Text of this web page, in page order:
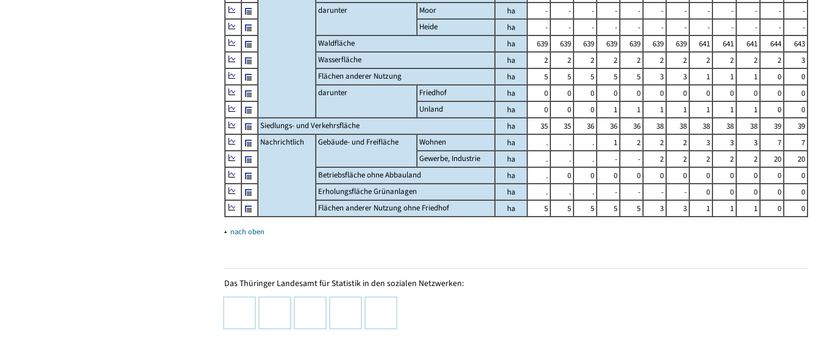
darunter
Moor ha - - - - - - - - - - -
-
Heide
ha - - - - - - - - - - -
-
Waldfläche
ha 639 639 639 639 639 639 639 641 641 641 644
643
Wasserfläche
ha 2 2 2 2 2 2 2 2 2 2 2
3
Flächen anderer Nutzung
ha 5 5 5 5 5 3 3 1 1 1 0
0
darunter
Friedhof ha 0 0 0 0 0 0 0 0 0 0 0
0
Unland
ha 0 0 0 1 1 1 1 1 1 1 0
0
Siedlungs- und Verkehrsfläche
ha 35 35 36 36 36 38 38 38 38 38 39
39
Nachrichtlich
Gebäude- und Freifläche Wohnen ha . . . 1 2 2 2 3 3 3 7
7
Gewerbe, Industrie
ha . . . - - 2 2 2 2 2 20
20
Betriebsfläche ohne Abbauland
ha . 0 0 0 0 0 0 0 0 0 0
0
Erholungsfläche Grünanlagen
ha . . . - - - - 0 0 0 0
0
Flächen anderer Nutzung ohne Friedhof
ha 5 5 5 5 5 3 3 1 1 1 0 0
▴ nach oben
Das Thüringer Landesamt für Statistik in den sozialen Netzwerken: